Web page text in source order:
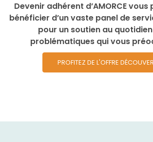
Devenir adhérent d’AMORCE
bénéficier d’un vaste panel de
pour un soutien au
problématiques qui vous
PROFITEZ DE L'OFFRE